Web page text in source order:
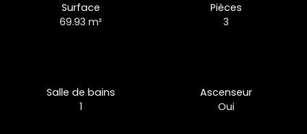
Surface
69.93m²
Pièces
3
Salle de bains
1
Ascenseur
Oui